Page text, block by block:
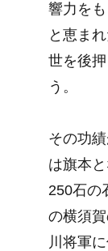
響力を
と恵ま
世を後
う。
その功
は旗本
250石の
の横須
川将軍